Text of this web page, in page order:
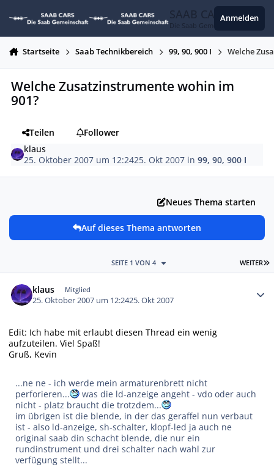
SAAB CARS
Die Saab Gemeinschaft
Anmelden
Startseite Saab Technikbereich 99, 90, 900 I Welche
Welche Zusatzinstrumente wohin im
901?
Teilen
Follower
klaus
25. Oktober 2007 um 12:2425. Okt 2007 in99, 90, 900 I
Neues Thema starten
Auf dieses Thema antworten
WEITER
SEITE 1 VON 4
klaus Mitglied
25. Oktober 2007 um 12:2425. Okt 2007
Edit: Ich habe mit erlaubt diesen Thread ein wenig
aufzuteilen. Viel Spaß!
Gruß, Kevin
...ne ne - ich werde mein armaturenbrett nicht
perforieren...
was die ld-anzeige angeht - vdo oder auch
nicht - platz braucht die trotzdem...
im übrigen ist die blende, in der das geraffel nun verbaut
ist - also ld-anzeige, sh-schalter, klopf-led ja auch ne
original saab din schacht blende, die nur ein
rundinstrument und drei schalter nach wahl zur
verfügung stellt...